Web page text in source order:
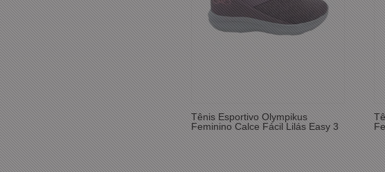
Tênis Esportivo Olympikus
Feminino Calce Fácil Lilás Easy 3